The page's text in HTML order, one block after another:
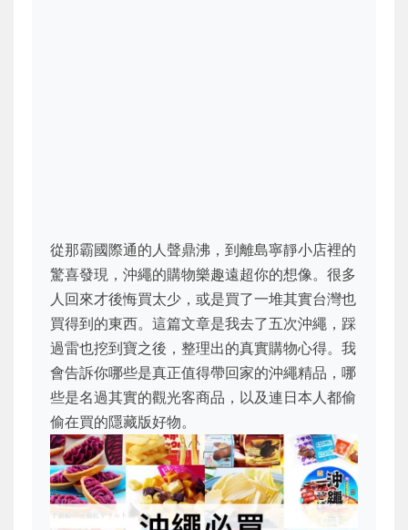
從那霸國際通的人聲鼎沸，到離島寧靜小店裡的
驚喜發現，沖繩的購物樂趣遠超你的想像。很多
人回來才後悔買太少，或是買了一堆其實台灣也
買得到的東西。這篇文章是我去了五次沖繩，踩
過雷也挖到寶之後，整理出的真實購物心得。我
會告訴你哪些是真正值得帶回家的沖繩精品，哪
些是名過其實的觀光客商品，以及連日本人都偷
偷在買的隱藏版好物。